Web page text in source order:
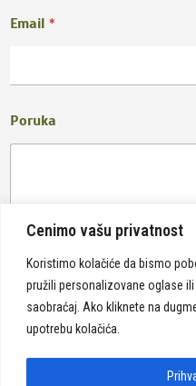
Cenimo vašu privatnost
Koristimo kolačiće da bismo
pružili personalizovane oglase
saobraćaj. Ako kliknete na
upotrebu kolačića.
Email *
Poruka
Pošalji